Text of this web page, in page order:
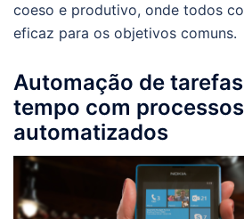
coeso e produtivo, onde todos
eficaz para os objetivos comuns.
Automação de
tempo com processos
automatizados